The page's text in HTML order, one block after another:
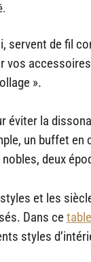
servent de fil
vos
».
éviter la
un buffet en
deux
et les
Dans ce
styles